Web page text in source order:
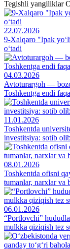
Tegishli yangiliklar
22.07.2026
9-Xalqaro "Ipak
o‘tadi
04.03.2026
Avtoturargoh —
Toshkentga endi
11.01.2026
Toshkentda
investitsiya: sotib
08.01.2026
Toshkentda ofisni
tumanlar, narxlar va
06.01.2026
“Portlovchi”
mulkka qiziqish tez